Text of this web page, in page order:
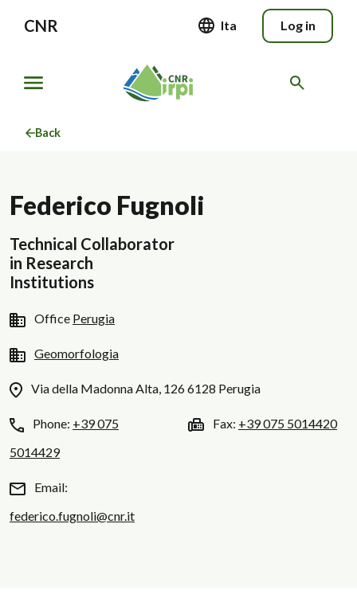
CNR Ita Log in
Back
Federico Fugnoli
Technical Collaborator
in Research
Institutions
Office Perugia
Geomorfologia
Via della Madonna Alta, 126 6128 Perugia
Phone: +39 075
5014429
Fax: +39 075 5014420
Email:
federico.fugnoli@cnr.it